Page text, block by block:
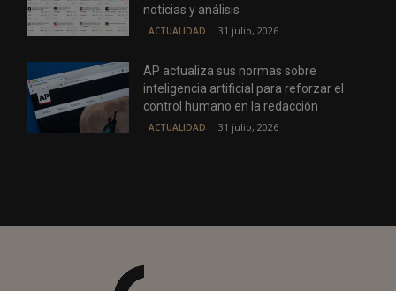
noticias y análisis
ACTUALIDAD 31 julio, 2026
AP actualiza sus normas sobre
inteligencia artificial para reforzar el
control humano en la redacción
ACTUALIDAD 31 julio, 2026